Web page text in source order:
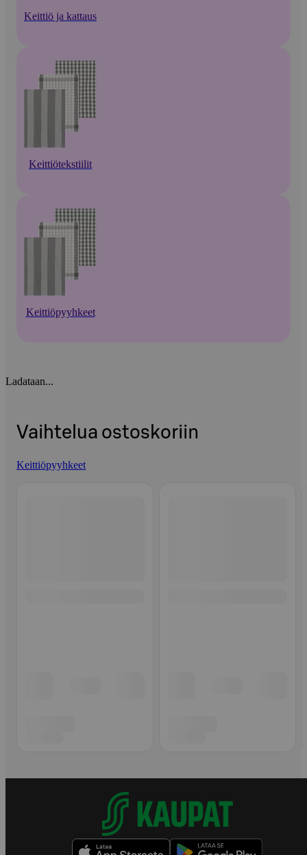
Keittiö ja kattaus
Keittiötekstiilit
Keittiöpyyhkeet
Ladataan...
Vaihtelua ostoskoriin
Keittiöpyyhkeet